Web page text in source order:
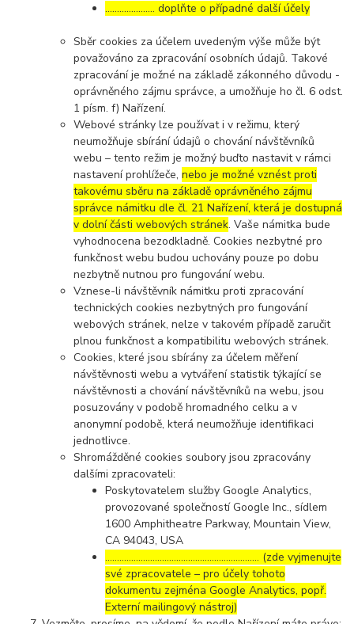
………………… doplňte o případné další účely
Sběr cookies za účelem uvedeným výše může být
považováno za zpracování osobních údajů. Takové
zpracování je možné na základě zákonného důvodu -
oprávněného zájmu správce, a umožňuje ho čl. 6 odst.
1 písm. f) Nařízení.
Webové stránky lze používat i v režimu, který
neumožňuje sbírání údajů o chování návštěvníků
webu – tento režim je možný buďto nastavit v rámci
nastavení prohlížeče,nebo je možné vznést proti
takovému sběru na základě oprávněného zájmu
správce námitku dle čl. 21 Nařízení, která je dostupná
v dolní části webových stránek. Vaše námitka bude
vyhodnocena bezodkladně. Cookies nezbytné pro
funkčnost webu budou uchovány pouze po dobu
nezbytně nutnou pro fungování webu.
Vznese-li návštěvník námitku proti zpracování
technických cookies nezbytných pro fungování
webových stránek, nelze v takovém případě zaručit
plnou funkčnost a kompatibilitu webových stránek.
Cookies, které jsou sbírány za účelem měření
návštěvnosti webu a vytváření statistik týkající se
návštěvnosti a chování návštěvníků na webu, jsou
posuzovány v podobě hromadného celku a v
anonymní podobě, která neumožňuje identifikaci
jednotlivce.
Shromážděné cookies soubory jsou zpracovány
dalšími zpracovateli:
Poskytovatelem služby Google Analytics,
provozované společností Google Inc., sídlem
1600 Amphitheatre Parkway, Mountain View,
CA 94043, USA
……………………………………………………..… (zde vyjmenujte
své zpracovatele – pro účely tohoto
dokumentu zejména Google Analytics, popř.
Externí mailingový nástroj)